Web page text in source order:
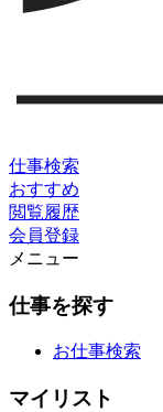
仕事検索
おすすめ
閲覧履歴
会員登録
メニュー
仕事を探す
お仕事検索
マイリスト